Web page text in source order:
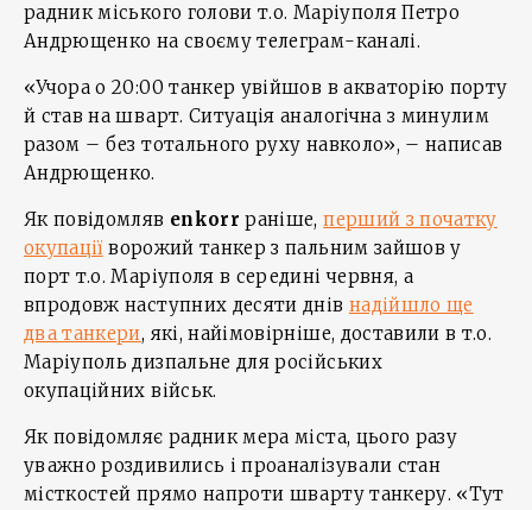
радник міського голови т.о. Маріуполя Петро
Андрющенко на своєму телеграм-каналі.
«Учора о 20:00 танкер увійшов в акваторію порту
й став на шварт. Ситуація аналогічна з минулим
разом – без тотального руху навколо», – написав
Андрющенко.
Як повідомляв enkorr раніше,перший з початку
окупації ворожий танкер з пальним зайшов у
порт т.о. Маріуполя в середині червня, а
впродовж наступних десяти днів надійшло ще
два танкери, які, найімовірніше, доставили в т.о.
Маріуполь дизпальне для російських
окупаційних військ.
Як повідомляє радник мера міста, цього разу
уважно роздивились і проаналізували стан
місткостей прямо напроти шварту танкеру. «Тут